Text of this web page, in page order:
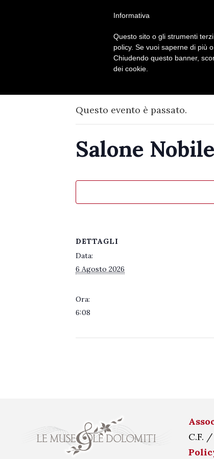
Questo evento è passato.
Salone
DETTAGLI
Data:
6 Agosto 2026
Ora:
6:08
C.F.
Informativa
Questo sito o gli strumenti
policy. Se vuoi saperne di più
Chiudendo questo banner,
dei cookie.